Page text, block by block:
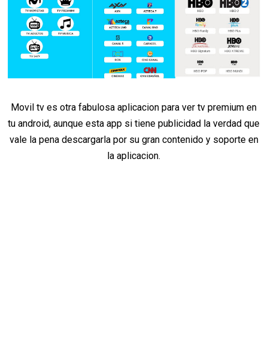
Movil tv es otra fabulosa aplicacion para ver tv premium en
tu android, aunque esta app si tiene publicidad la verdad que
vale la pena descargarla por su gran contenido y soporte en
la aplicacion.